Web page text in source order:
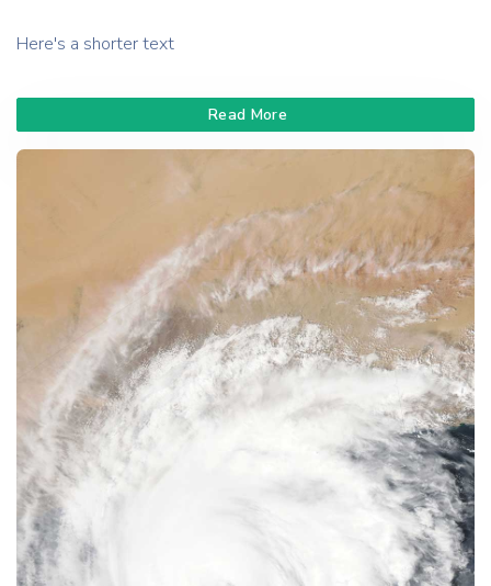
Here's a shorter text
Read More